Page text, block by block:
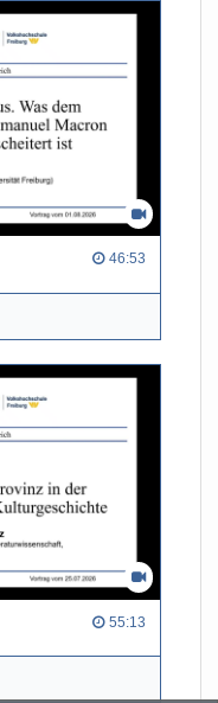
46:53
55:13